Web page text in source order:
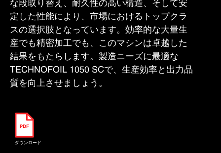
な段取り替え、耐久性の高い構造、そして安
定した性能により、市場におけるトップクラ
スの選択肢となっています。効率的な大量生
産でも精密加工でも、このマシンは卓越した
結果をもたらします。製造ニーズに最適な
TECHNOFOIL 1050 SCで、生産効率と出力品
質を向上させましょう。
ダウンロード